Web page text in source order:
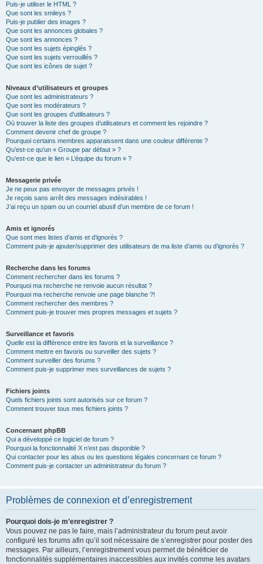
Puis-je utiliser le HTML ?
Que sont les smileys ?
Puis-je publier des images ?
Que sont les annonces globales ?
Que sont les annonces ?
Que sont les sujets épinglés ?
Que sont les sujets verrouillés ?
Que sont les icônes de sujet ?
Niveaux d’utilisateurs et groupes
Que sont les administrateurs ?
Que sont les modérateurs ?
Que sont les groupes d’utilisateurs ?
Où trouver la liste des groupes d’utilisateurs et comment les rejoindre ?
Comment devenir chef de groupe ?
Pourquoi certains membres apparaissent dans une couleur différente ?
Qu’est-ce qu’un « Groupe par défaut » ?
Qu’est-ce que le lien « L’équipe du forum » ?
Messagerie privée
Je ne peux pas envoyer de messages privés !
Je reçois sans arrêt des messages indésirables !
J’ai reçu un spam ou un courriel abusif d’un membre de ce forum !
Amis et ignorés
Que sont mes listes d’amis et d’ignorés ?
Comment puis-je ajouter/supprimer des utilisateurs de ma liste d’amis ou d’ignorés ?
Recherche dans les forums
Comment rechercher dans les forums ?
Pourquoi ma recherche ne renvoie aucun résultat ?
Pourquoi ma recherche renvoie une page blanche ?!
Comment rechercher des membres ?
Comment puis-je trouver mes propres messages et sujets ?
Surveillance et favoris
Quelle est la différence entre les favoris et la surveillance ?
Comment mettre en favoris ou surveiller des sujets ?
Comment surveiller des forums ?
Comment puis-je supprimer mes surveillances de sujets ?
Fichiers joints
Quels fichiers joints sont autorisés sur ce forum ?
Comment trouver tous mes fichiers joints ?
Concernant phpBB
Qui a développé ce logiciel de forum ?
Pourquoi la fonctionnalité X n’est pas disponible ?
Qui contacter pour les abus ou les questions légales concernant ce forum ?
Comment puis-je contacter un administrateur du forum ?
Problèmes de connexion et d’enregistrement
Pourquoi dois-je m’enregistrer ?
Vous pouvez ne pas le faire, mais l’administrateur du forum peut avoir
configuré les forums afin qu’il soit nécessaire de s’enregistrer pour poster des
messages. Par ailleurs, l’enregistrement vous permet de bénéficier de
fonctionnalités supplémentaires inaccessibles aux invités comme les avatars